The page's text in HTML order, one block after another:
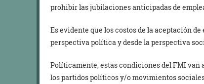
prohibir las jubilaciones anticipadas de
Es evidente que los costos de la aceptación
perspectiva política y desde la perspectiva
Políticamente, estas condiciones del FMI van
los partidos políticos y/o movimientos